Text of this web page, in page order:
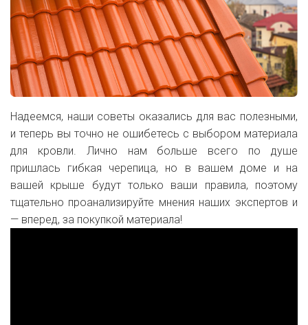
Надеемся, наши советы оказались для вас полезными,
и теперь вы точно не ошибетесь с выбором материала
для кровли. Лично нам больше всего по душе
пришлась гибкая черепица, но в вашем доме и на
вашей крыше будут только ваши правила, поэтому
тщательно проанализируйте мнения наших экспертов и
— вперед, за покупкой материала!